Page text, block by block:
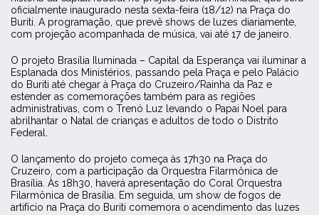
oficialmente inaugurado nesta sexta-feira (18/12) na Praça do
Buriti. A programação, que prevê shows de luzes diariamente,
com projeção acompanhada de música, vai até 17 de janeiro.
O projeto Brasília Iluminada – Capital da Esperança vai iluminar a
Esplanada dos Ministérios, passando pela Praça e pelo Palácio
do Buriti até chegar à Praça do Cruzeiro/Rainha da Paz e
estender as comemorações também para as regiões
administrativas, com o Trenó Luz levando o Papai Noel para
abrilhantar o Natal de crianças e adultos de todo o Distrito
Federal.
O lançamento do projeto começa às 17h30 na Praça do
Cruzeiro, com a participação da Orquestra Filarmônica de
Brasília. Às 18h30, haverá apresentação do Coral Orquestra
Filarmônica de Brasília. Em seguida, um show de fogos de
artifício na Praça do Buriti comemora o acendimento das luzes